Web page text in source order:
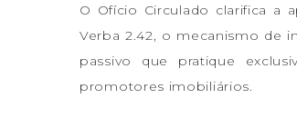
O Ofício Circulado clarifica a
Verba 2.42, o mecanismo de
passivo que pratique
promotores imobiliários.